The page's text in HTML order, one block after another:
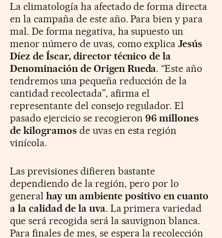
La climatología ha afectado de forma directa
en la campaña de este año. Para bien y para
mal. De forma negativa, ha supuesto un
menor número de uvas, como explicaJesús
Díez de Íscar, director técnico de la
Denominación de Origen Rueda. “Este año
tendremos una pequeña reducción de la
cantidad recolectada”, afirma el
representante del consejo regulador. El
pasado ejercicio se recogieron 96 millones
de kilogramosde uvas en esta región
vinícola.
Las previsiones difieren bastante
dependiendo de la región, pero por lo
general hay un ambiente positivo en cuanto
a la calidad de la uva. La primera variedad
que será recogida será la sauvignon blanca.
Para finales de mes, se espera la recolección